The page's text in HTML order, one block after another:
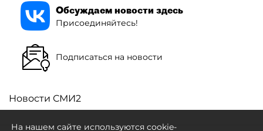
Обсуждаем новости здесь
Присоединяйтесь!
Подписаться на новости
Новости СМИ2
На нашем сайте используются cookie-